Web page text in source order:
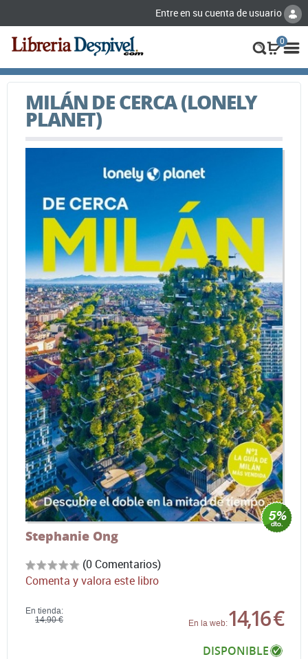
Entre en su cuenta de usuario
0
MILÁN DE CERCA (LONELY
PLANET)
Stephanie Ong
(0 Comentarios)
Comenta y valora este libro
En tienda:
14,90 €
En la web:14,16 €
DISPONIBLE